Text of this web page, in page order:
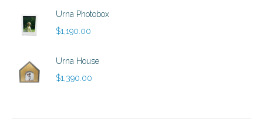
Urna Photobox
$1,190.00
Urna House
$1,390.00